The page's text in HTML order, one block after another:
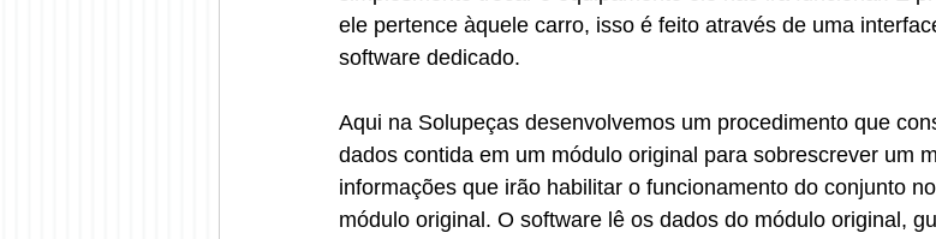
ele pertence àquele carro, isso é feito através de uma
software dedicado.
Aqui na Solupeças desenvolvemos um procedimento que
dados contida em um módulo original para sobrescrever um
informações que irão habilitar o funcionamento do conjunto
módulo original. O software lê os dados do módulo original,